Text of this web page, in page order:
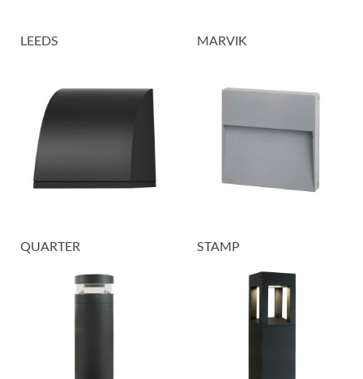
LEEDS MARVIK
QUARTER STAMP